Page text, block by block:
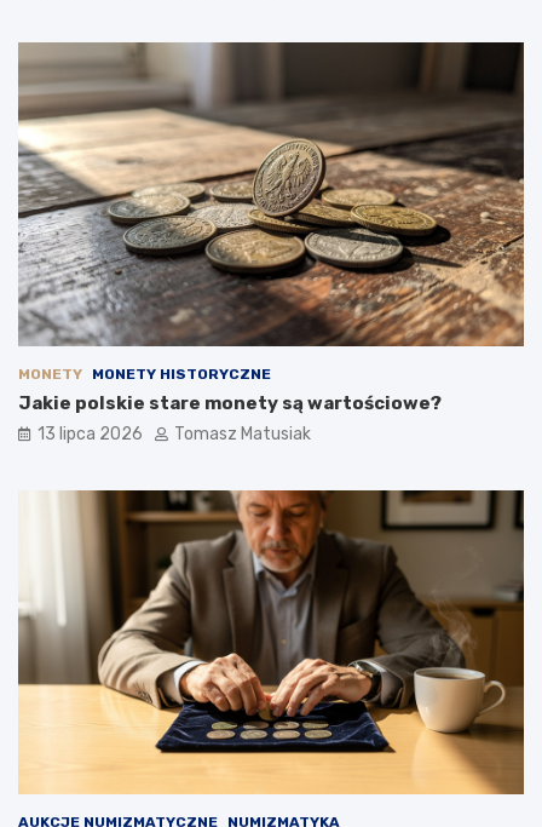
MONETY MONETY HISTORYCZNE
Jakie polskie stare monety są wartościowe?
13 lipca 2026 Tomasz Matusiak
AUKCJE NUMIZMATYCZNE NUMIZMATYKA